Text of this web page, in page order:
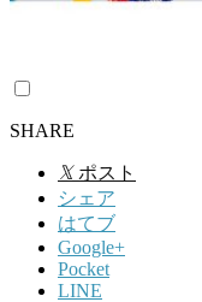
SHARE
𝕏 ポスト
シェア
はてブ
Google+
Pocket
LINE